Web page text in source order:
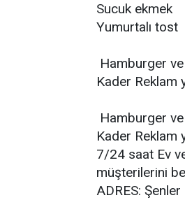
Sucuk ekmek
Yumurtalı tost
Hamburger
Kader Reklam
Hamburger
Kader Reklam
7/24 saat Ev
müşterilerini
ADRES: